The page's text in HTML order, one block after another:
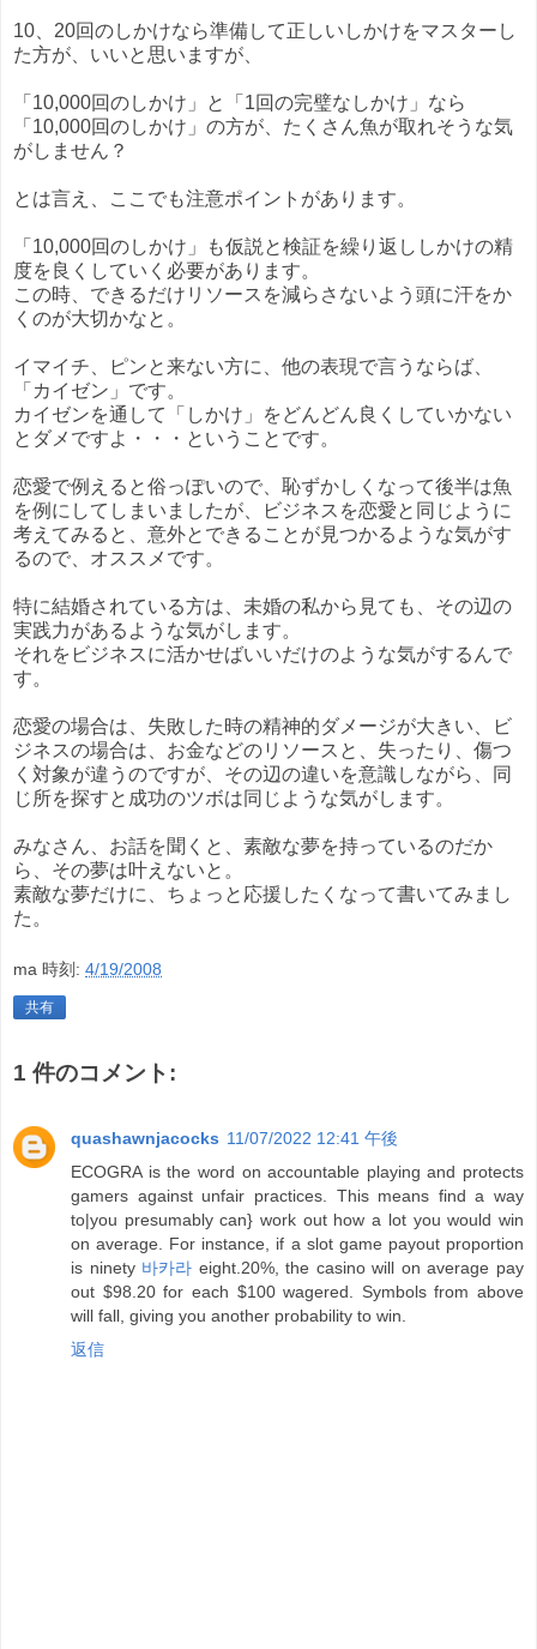
10、20回のしかけなら準備して正しいしかけをマスターし
た方が、いいと思いますが、
「10,000回のしかけ」と「1回の完璧なしかけ」なら
「10,000回のしかけ」の方が、たくさん魚が取れそうな気
がしません？
とは言え、ここでも注意ポイントがあります。
「10,000回のしかけ」も仮説と検証を繰り返ししかけの精
度を良くしていく必要があります。
この時、できるだけリソースを減らさないよう頭に汗をか
くのが大切かなと。
イマイチ、ピンと来ない方に、他の表現で言うならば、
「カイゼン」です。
カイゼンを通して「しかけ」をどんどん良くしていかない
とダメですよ・・・ということです。
恋愛で例えると俗っぽいので、恥ずかしくなって後半は魚
を例にしてしまいましたが、ビジネスを恋愛と同じように
考えてみると、意外とできることが見つかるような気がす
るので、オススメです。
特に結婚されている方は、未婚の私から見ても、その辺の
実践力があるような気がします。
それをビジネスに活かせばいいだけのような気がするんで
す。
恋愛の場合は、失敗した時の精神的ダメージが大きい、ビ
ジネスの場合は、お金などのリソースと、失ったり、傷つ
く対象が違うのですが、その辺の違いを意識しながら、同
じ所を探すと成功のツボは同じような気がします。
みなさん、お話を聞くと、素敵な夢を持っているのだか
ら、その夢は叶えないと。
素敵な夢だけに、ちょっと応援したくなって書いてみまし
た。
ma 時刻: 4/19/2008
共有
1 件のコメント:
quashawnjacocks 11/07/2022 12:41 午後
ECOGRA is the word on accountable playing and protects
gamers against unfair practices. This means find a way
to|you presumably can} work out how a lot you would win
on average. For instance, if a slot game payout proportion
is ninety 바카라 eight.20%, the casino will on average pay
out $98.20 for each $100 wagered. Symbols from above
will fall, giving you another probability to win.
返信